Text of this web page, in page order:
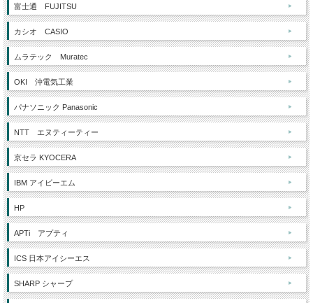
富士通 FUJITSU
カシオ CASIO
ムラテック Muratec
OKI 沖電気工業
パナソニック Panasonic
NTT エヌティーティー
京セラ KYOCERA
IBM アイビーエム
HP
APTi アプティ
ICS 日本アイシーエス
SHARP シャープ